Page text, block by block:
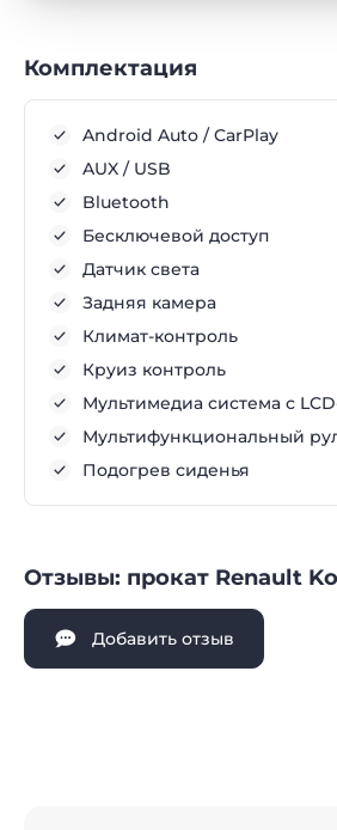
Комплектация
Android Auto / CarPlay
AUX / USB
Bluetooth
Бесключевой доступ
Датчик света
Задняя камера
Климат-контроль
Круиз контроль
Мультимедиа система с
Мультифункциональный
Подогрев сиденья
Отзывы: прокат Renault
Добавить отзыв